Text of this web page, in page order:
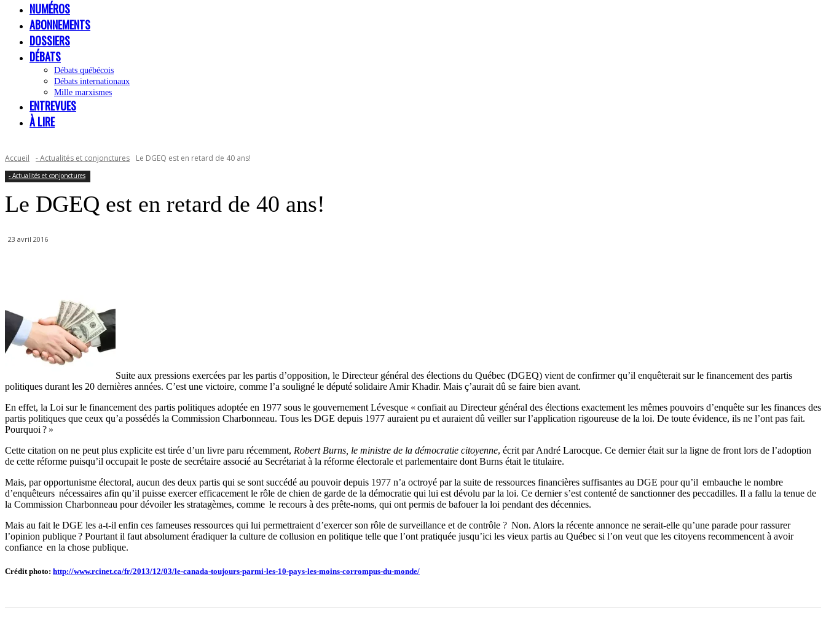
NUMÉROS
ABONNEMENTS
DOSSIERS
DÉBATS
Débats québécois
Débats internationaux
Mille marxismes
ENTREVUES
À LIRE
Accueil - Actualités et conjonctures Le DGEQ est en retard de 40 ans!
- Actualités et conjonctures
Le DGEQ est en retard de 40 ans!
23 avril 2016
Suite aux pressions exercées par les partis d’opposition, le Directeur général des élections du Québec (DGEQ) vient de confirmer qu’il enquêterait sur le financement des partis
politiques durant les 20 dernières années. C’est une victoire, comme l’a souligné le député solidaire Amir Khadir. Mais ç’aurait dû se faire bien avant.
En effet, la Loi sur le financement des partis politiques adoptée en 1977 sous le gouvernement Lévesque « confiait au Directeur général des élections exactement les mêmes pouvoirs d’enquête sur les finances des
partis politiques que ceux qu’a possédés la Commission Charbonneau. Tous les DGE depuis 1977 auraient pu et auraient dû veiller sur l’application rigoureuse de la loi. De toute évidence, ils ne l’ont pas fait.
Pourquoi ? »
Cette citation on ne peut plus explicite est tirée d’un livre paru récemment, Robert Burns, le ministre de la démocratie citoyenne, écrit par André Larocque. Ce dernier était sur la ligne de front lors de l’adoption
de cette réforme puisqu’il occupait le poste de secrétaire associé au Secrétariat à la réforme électorale et parlementaire dont Burns était le titulaire.
Mais, par opportunisme électoral, aucun des deux partis qui se sont succédé au pouvoir depuis 1977 n’a octroyé par la suite de ressources financières suffisantes au DGE pour qu’il embauche le nombre
d’enquêteurs nécessaires afin qu’il puisse exercer efficacement le rôle de chien de garde de la démocratie qui lui est dévolu par la loi. Ce dernier s’est contenté de sanctionner des peccadilles. Il a fallu la tenue de
la Commission Charbonneau pour dévoiler les stratagèmes, comme le recours à des prête-noms, qui ont permis de bafouer la loi pendant des décennies.
Mais au fait le DGE les a-t-il enfin ces fameuses ressources qui lui permettraient d’exercer son rôle de surveillance et de contrôle ? Non. Alors la récente annonce ne serait-elle qu’une parade pour rassurer
l’opinion publique ? Pourtant il faut absolument éradiquer la culture de collusion en politique telle que l’ont pratiquée jusqu’ici les vieux partis au Québec si l’on veut que les citoyens recommencent à avoir
confiance en la chose publique.
Crédit photo: http://www.rcinet.ca/fr/2013/12/03/le-canada-toujours-parmi-les-10-pays-les-moins-corrompus-du-monde/